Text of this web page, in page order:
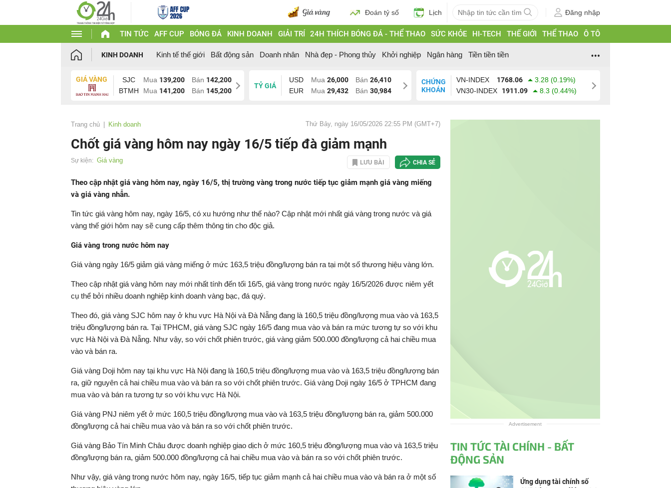
Đoán tỷ số Lịch Đăng nhập
TIN TỨC AFF CUP BÓNG ĐÁ KINH DOANH GIẢI TRÍ 24H THÍCH BÓNG ĐÁ - THỂ THAO SỨC KHỎE HI-TECH THẾ GIỚI THỂ THAO Ô TÔ
KINH DOANH Kinh tế thế giới Bất động sản Doanh nhân Nhà đẹp - Phong thủy Khởi nghiệp Ngân hàng Tiền tiền tiền
GIÁ VÀNG SJC Mua 139,200 Bán 142,200
BTMH
Mua 141,200 Bán 145,200
TỶ GIÁ
USD Mua 26,000 Bán 26,410
EUR
Mua 29,432 Bán 30,984
CHỨNG
KHOÁN
VN-INDEX 1768.06
3.28 (0.19%)
VN30-INDEX
1911.09 8.3 (0.44%)
Trang chủ Kinh doanh Thứ Bảy, ngày 16/05/2026 22:55 PM (GMT+7)
Chốt giá vàng hôm nay ngày 16/5 tiếp đà giảm mạnh
Sự kiện: Giá vàng LƯU BÀI CHIA SẺ
Theo cập nhật giá vàng hôm nay, ngày 16/5, thị trường vàng trong nước tiếp tục giảm mạnh giá vàng miếng
và giá vàng nhẫn.
Tin tức giá vàng hôm nay, ngày 16/5, có xu hướng như thế nào? Cập nhật mới nhất giá vàng trong nước và giá
vàng thế giới hôm nay sẽ cung cấp thêm thông tin cho độc giả.
Giá vàng trong nước hôm nay
Giá vàng ngày 16/5 giảm giá vàng miếng ở mức 163,5 triệu đồng/lượng bán ra tại một số thương hiệu vàng lớn.
Theo cập nhật giá vàng hôm nay mới nhất tính đến tối 16/5, giá vàng trong nước ngày 16/5/2026 được niêm yết
cụ thể bởi nhiều doanh nghiệp kinh doanh vàng bạc, đá quý.
Theo đó, giá vàng SJC hôm nay ở khu vực Hà Nội và Đà Nẵng đang là 160,5 triệu đồng/lượng mua vào và 163,5
triệu đồng/lượng bán ra. Tại TPHCM, giá vàng SJC ngày 16/5 đang mua vào và bán ra mức tương tự so với khu
vực Hà Nội và Đà Nẵng. Như vậy, so với chốt phiên trước, giá vàng giảm 500.000 đồng/lượng cả hai chiều mua
vào và bán ra.
Giá vàng Doji hôm nay tại khu vực Hà Nội đang là 160,5 triệu đồng/lượng mua vào và 163,5 triệu đồng/lượng bán
ra, giữ nguyên cả hai chiều mua vào và bán ra so với chốt phiên trước. Giá vàng Doji ngày 16/5 ở TPHCM đang
mua vào và bán ra tương tự so với khu vực Hà Nội.
Giá vàng PNJ niêm yết ở mức 160,5 triệu đồng/lượng mua vào và 163,5 triệu đồng/lượng bán ra, giảm 500.000
đồng/lượng cả hai chiều mua vào và bán ra so với chốt phiên trước.
Giá vàng Bảo Tín Minh Châu được doanh nghiệp giao dịch ở mức 160,5 triệu đồng/lượng mua vào và 163,5 triệu
đồng/lượng bán ra, giảm 500.000 đồng/lượng cả hai chiều mua vào và bán ra so với chốt phiên trước.
Như vậy, giá vàng trong nước hôm nay, ngày 16/5, tiếp tục giảm mạnh cả hai chiều mua vào và bán ra ở một số
Advertisement
TIN TỨC TÀI CHÍNH - BẤT
ĐỘNG SẢN
Ứng dụng tài chính số